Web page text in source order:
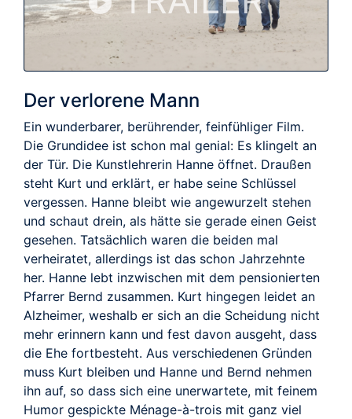
Der verlorene Mann
Ein wunderbarer, berührender, feinfühliger Film.
Die Grundidee ist schon mal genial: Es klingelt an
der Tür. Die Kunstlehrerin Hanne öffnet. Draußen
steht Kurt und erklärt, er habe seine Schlüssel
vergessen. Hanne bleibt wie angewurzelt stehen
und schaut drein, als hätte sie gerade einen Geist
gesehen. Tatsächlich waren die beiden mal
verheiratet, allerdings ist das schon Jahrzehnte
her. Hanne lebt inzwischen mit dem pensionierten
Pfarrer Bernd zusammen. Kurt hingegen leidet an
Alzheimer, weshalb er sich an die Scheidung nicht
mehr erinnern kann und fest davon ausgeht, dass
die Ehe fortbesteht. Aus verschiedenen Gründen
muss Kurt bleiben und Hanne und Bernd nehmen
ihn auf, so dass sich eine unerwartete, mit feinem
Humor gespickte Ménage-à-trois mit ganz viel